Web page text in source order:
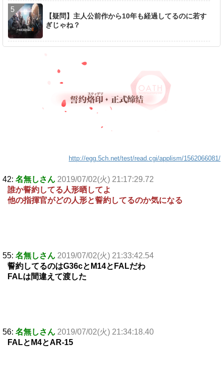
【疑問】主人公前作から10年も経過してるのに若す
ぎじゃね？
http://egg.5ch.net/test/read.cgi/applism/1562066081/
42: 名無しさん 2019/07/02(火) 21:17:29.72
誰か誓約してる人形晒してよ
他の指揮官がどの人形と誓約してるのか気になる
55: 名無しさん 2019/07/02(火) 21:33:42.54
誓約してるのはG36cとM14とFALだわ
FALは間違えて渡した
56: 名無しさん 2019/07/02(火) 21:34:18.40
FALとM4とAR-15